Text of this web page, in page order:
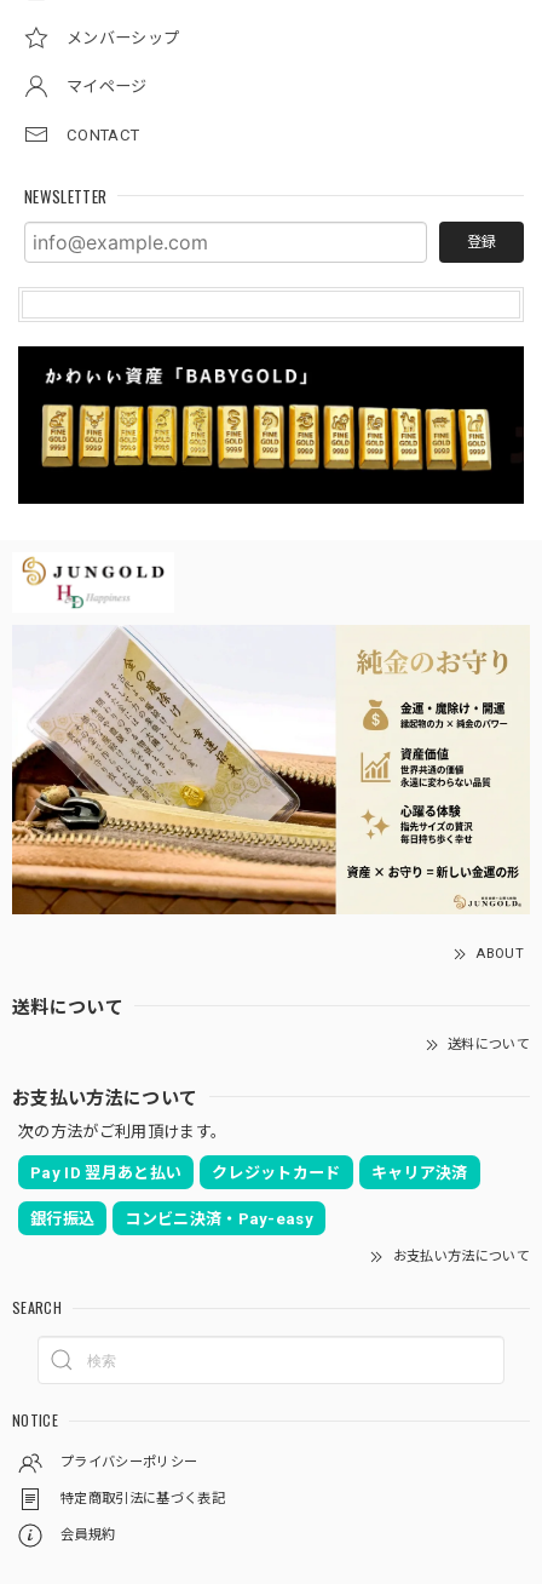
メンバーシップ
マイページ
CONTACT
NEWSLETTER
登録
ABOUT
送料について
送料について
お支払い方法について
次の方法がご利用頂けます。
Pay ID 翌月あと払い クレジットカード キャリア決済
銀行振込 コンビニ決済・Pay-easy
お支払い方法について
SEARCH
NOTICE
プライバシーポリシー
特定商取引法に基づく表記
会員規約